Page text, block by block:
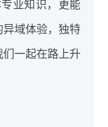
业知识，更能
域体验，独特
们一起在路上升